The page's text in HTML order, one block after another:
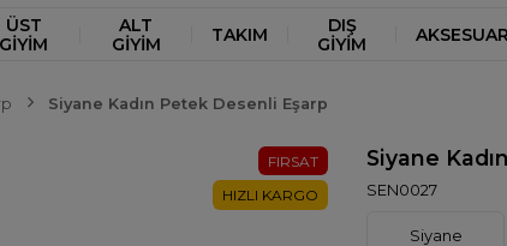
ÜST
GİYİM
ALT
GİYİM
TAKIM
DIŞ
GİYİM
AKSESUAR
Siyane Kadın Petek Desenli Eşarp
FIRSAT
HIZLI KARGO
Siyane
SEN0027
Siyane